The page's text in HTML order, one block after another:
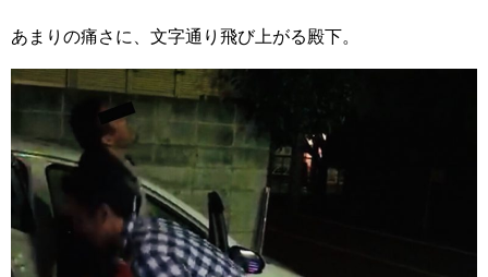
あまりの痛さに、文字通り飛び上がる殿下。